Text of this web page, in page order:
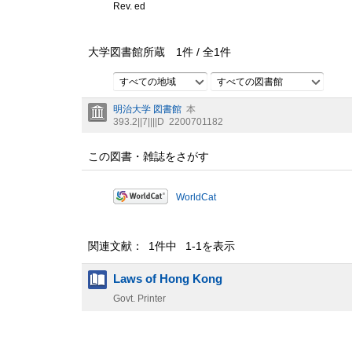
Rev. ed
大学図書館所蔵 1件 / 全1件
すべての地域 すべての図書館
明治大学 図書館 本
393.2||7||||D 2200701182
この図書・雑誌をさがす
WorldCat
関連文献： 1件中 1-1を表示
Laws of Hong Kong
Govt. Printer